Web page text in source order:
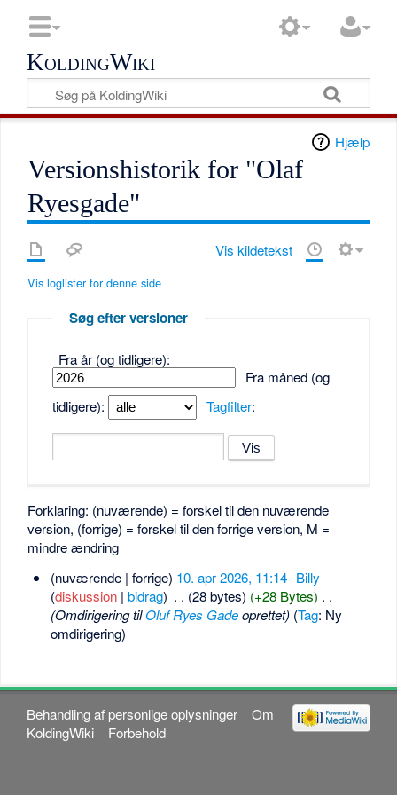
KoldingWiki
Hjælp
Versionshistorik for "Olaf
Ryesgade"
Vis kildetekst
Vis loglister for denne side
Søg efter versioner
Fra år (og tidligere):
Fra måned (og
tidligere):
Tagfilter:
Forklaring: (nuværende) = forskel til den nuværende
version, (forrige) = forskel til den forrige version, M =
mindre ændring
(nuværende | forrige) 10. apr 2026, 11:14‎ Billy
(diskussion| bidrag) . . (28 bytes) (+28 Bytes) . .
(Omdirigering tilOluf Ryes Gadeoprettet) (Tag: Ny
omdirigering)
Behandling af personlige oplysninger
Om
KoldingWiki
Forbehold